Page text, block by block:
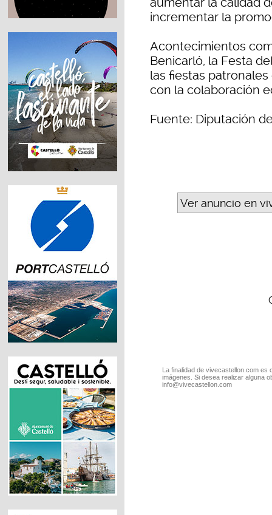
incrementar la
Acontecimientos
Benicarló, la Festa
las fiestas
con la colaboración
Fuente: Diputación
Ver anuncio en
La finalidad de vivecastellon.com
imágenes. Si desea realizar alguna
info@vivecastellon.com